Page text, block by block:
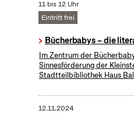
11 bis 12 Uhr
Eintritt frei
Bücherbabys – die
Im Zentrum der
Sinnesförderung der
Stadtteilbibliothek Haus
12.11.2024